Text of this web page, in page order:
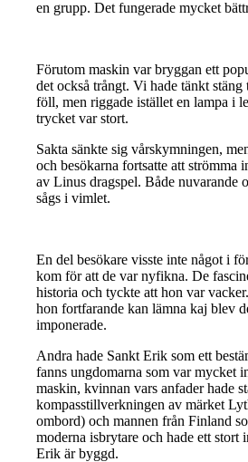
en grupp. Det fungerade mycket
Förutom maskin var bryggan ett
det också trångt. Vi hade tänkt
föll, men riggade istället en lampa i
trycket var stort.
Sakta sänkte sig vårskymningen,
och besökarna fortsatte att strömma
av Linus dragspel. Både nuvarande
sågs i vimlet.
En del besökare visste inte något i
kom för att de var nyfikna. De
historia och tyckte att hon var
hon fortfarande kan lämna kaj blev
imponerade.
Andra hade Sankt Erik som ett
fanns ungdomarna som var mycket
maskin, kvinnan vars anfader hade
kompasstillverkningen av märket
ombord) och mannen från Finland
moderna isbrytare och hade ett stort
Erik är byggd.